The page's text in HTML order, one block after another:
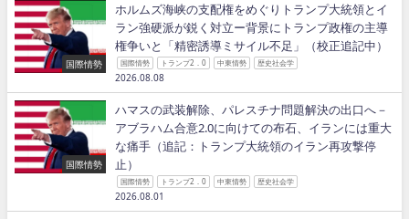
国際情勢
ホルムズ海峡の支配権をめぐりトランプ大統領とイ
ラン強硬派が鋭く対立ー背景にトランプ政権の主導
権争いと「精密誘導ミサイル不足」（校正追記中）
国際情勢 トランプ2．0 中東情勢 歴史社会学
2026.08.08
国際情勢
ハマスの武装解除、パレスチナ問題解決の出口へ－
アブラハム合意2.0に向けての布石、イランには重大
な痛手（追記：トランプ大統領のイラン再攻撃停
止）
国際情勢 トランプ2．0 中東情勢 歴史社会学
2026.08.01